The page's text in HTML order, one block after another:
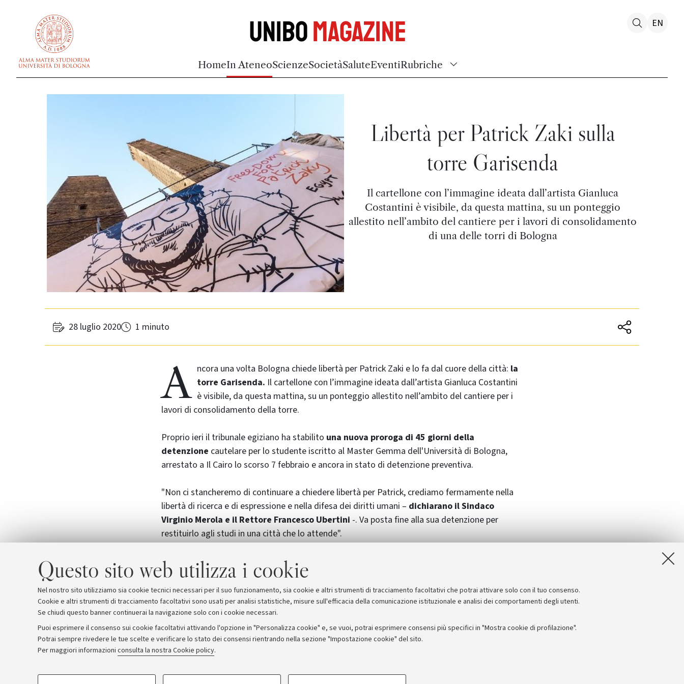
Questo sito web utilizza i cookie
Nel nostro sito utilizziamo sia cookie tecnici necessari per il suo funzionamento, sia cookie e altri strumenti di tracciamento facoltativi che potrai attivare solo con il tuo consenso.
Cookie e altri strumenti di tracciamento facoltativi sono usati per analisi statistiche, misure sull'efficacia della comunicazione istituzionale e analisi dei comportamenti degli utenti.
Se chiudi questo banner continuerai la navigazione solo con i cookie necessari.
Puoi esprimere il consenso sui cookie facoltativi attivando l'opzione in "Personalizza cookie" e, se vuoi, potrai esprimere consensi più specifici in "Mostra cookie di profilazione".
Potrai sempre rivedere le tue scelte e verificare lo stato dei consensi rientrando nella sezione "Impostazione cookie" del sito.
Per maggiori informazioni consulta la nostra Cookie policy.
COOKIE DI PROFILAZIONE - FACOLTATIVI COOKIE TECNICI - NECESSARI
UniboMagazine
HomeIn AteneoScienzeSocietàSaluteEventiRubriche
EN
Libertà per Patrick Zaki sulla
torre Garisenda
Il cartellone con l’immagine ideata dall’artista Gianluca
Costantini è visibile, da questa mattina, su un ponteggio
allestito nell’ambito del cantiere per i lavori di consolidamento
di una delle torri di Bologna
28 luglio 2020 1 minuto
A ncora una volta Bologna chiede libertà per Patrick Zaki e lo fa dal cuore della città: la
torre Garisenda. Il cartellone con l’immagine ideata dall’artista Gianluca Costantini
è visibile, da questa mattina, su un ponteggio allestito nell’ambito del cantiere per i
lavori di consolidamento della torre.
Proprio ieri il tribunale egiziano ha stabilito una nuova proroga di 45 giorni della
detenzione cautelare per lo studente iscritto al Master Gemma dell'Università di Bologna,
arrestato a Il Cairo lo scorso 7 febbraio e ancora in stato di detenzione preventiva.
"Non ci stancheremo di continuare a chiedere libertà per Patrick, crediamo fermamente nella
libertà di ricerca e di espressione e nella difesa dei diritti umani – dichiarano il Sindaco
Virginio Merola e il Rettore Francesco Ubertini -. Va posta fine alla sua detenzione per
restituirlo agli studi in una città che lo attende".
Il cartellone è stato realizzato dall’agenzia di pubblicità TMC
Archivio Comunicati stampa Redazione Rassegna stampa